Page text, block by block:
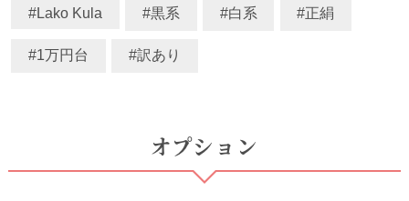
#Lako Kula #黒系 #白系 #正絹
#1万円台 #訳あり
オプション